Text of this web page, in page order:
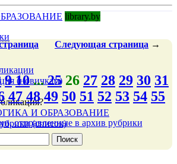
library.by
(новичкам)
И ОБРАЗОВАНИЕ
(список)
Следующая страница →
9 10...25 26 27 28 29 30 31
47 48 49 50 51 52 53 54 55
отправленные в архив рубрики